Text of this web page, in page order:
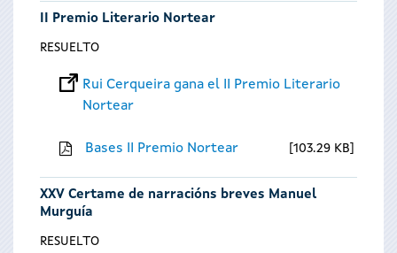
II Premio Literario Nortear
RESUELTO
Rui Cerqueira gana el II Premio Literario
Nortear
Bases II Premio Nortear 103.29 KB
XXV Certame de narracións breves Manuel
Murguía
RESUELTO